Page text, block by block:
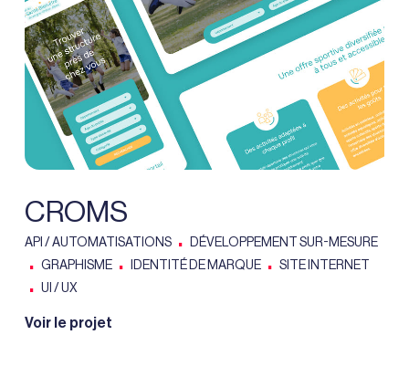
CROMS
API / AUTOMATISATIONS . DÉVELOPPEMENT SUR-MESURE
. GRAPHISME . IDENTITÉ DE MARQUE . SITE INTERNET
. UI / UX
Voir le projet